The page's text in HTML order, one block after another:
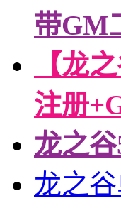
带GM
【龙
注册
龙之
龙之